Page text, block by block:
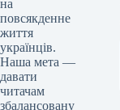
на
повсякденне
життя
українців.
Наша мета —
давати
читачам
збалансовану